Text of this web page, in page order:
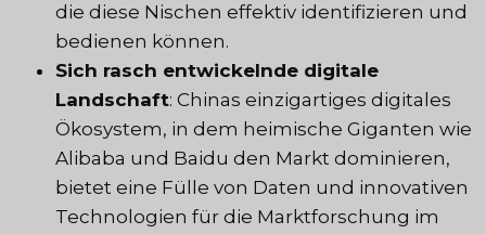
die diese Nischen effektiv identifizieren und
bedienen können.
Sich rasch entwickelnde digitale
Landschaft: Chinas einzigartiges digitales
Ökosystem, in dem heimische Giganten wie
Alibaba und Baidu den Markt dominieren,
bietet eine Fülle von Daten und innovativen
Technologien für die Marktforschung im